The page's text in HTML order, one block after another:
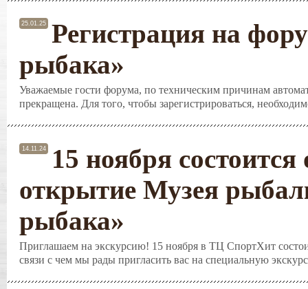
25.01.25
Регистрация на
рыбака»
Уважаемые гости форума, по техническим причинам
прекращена. Для того, чтобы зарегистрироваться,
14.11.24
15 ноября
открытие Музея
рыбака»
Приглашаем на экскурсию! 15 ноября в ТЦ СпортХит
связи с чем мы рады пригласить вас на специальную